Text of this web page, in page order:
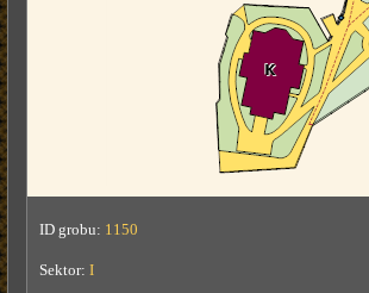
ID grobu: 1150
Sektor: I